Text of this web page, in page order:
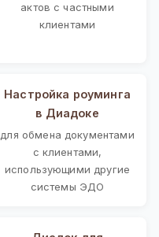
актов с частными
клиентами
Настройка роуминга
в Диадоке
для обмена документами
с клиентами,
использующими другие
системы ЭДО